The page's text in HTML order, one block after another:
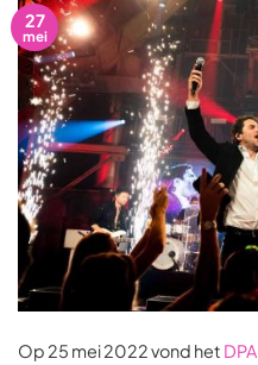
27
mei
Op 25 mei 2022 vond het DPA